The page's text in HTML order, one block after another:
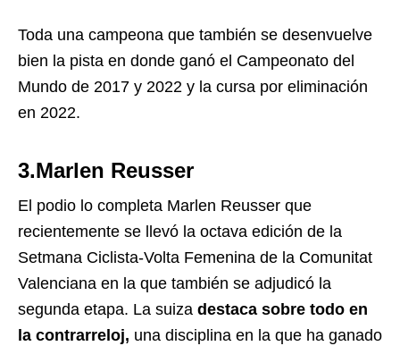
Toda una campeona que también se desenvuelve
bien la pista en donde ganó el Campeonato del
Mundo de 2017 y 2022 y la cursa por eliminación
en 2022.
3.Marlen Reusser
El podio lo completa Marlen Reusser que
recientemente se llevó la octava edición de la
Setmana Ciclista-Volta Femenina de la Comunitat
Valenciana en la que también se adjudicó la
segunda etapa. La suiza destaca sobre todo en
la contrarreloj, una disciplina en la que ha ganado